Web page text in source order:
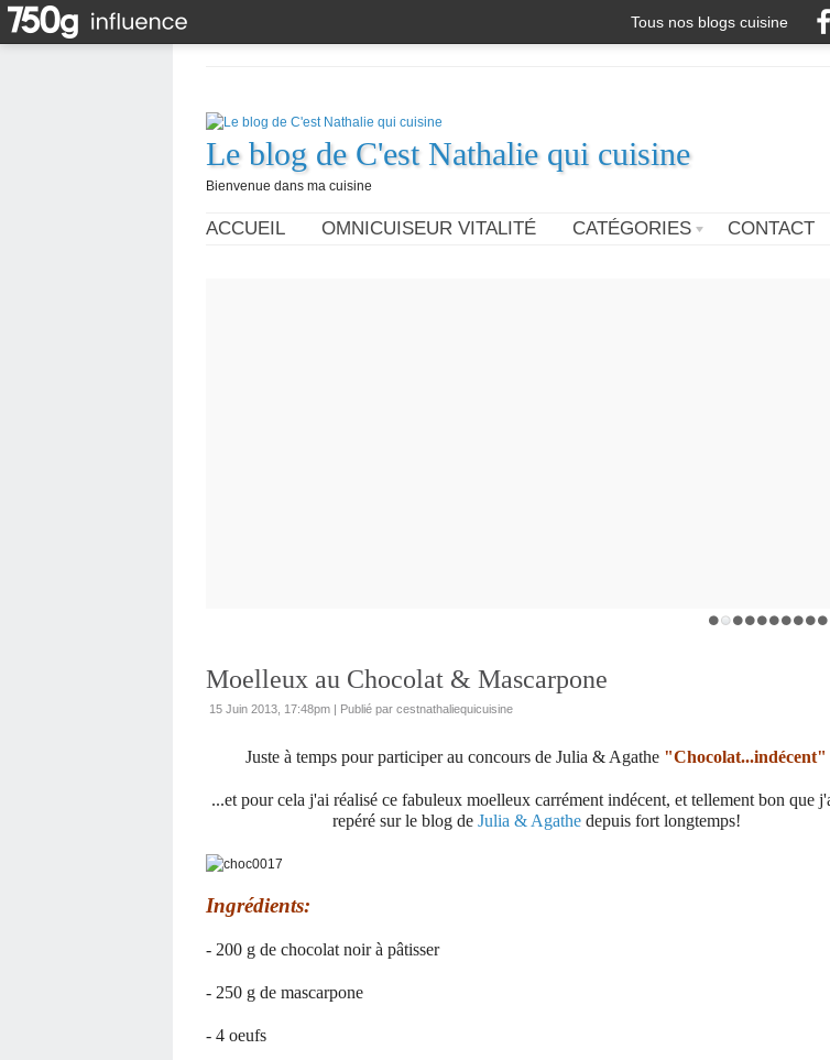
Tous nos blogs cuisine
Le blog de C'est Nathalie qui cuisine
Bienvenue dans ma cuisine
ACCUEIL OMNICUISEUR VITALITÉ CATÉGORIES CONTACT
Moelleux au Chocolat & Mascarpone
15 Juin 2013, 17:48pm | Publié par cestnathaliequicuisine
Juste à temps pour participer au concours de Julia & Agathe "Chocolat...indécent"
...et pour cela j'ai réalisé ce fabuleux moelleux carrément indécent, et tellement bon que
repéré sur le blog de Julia & Agathedepuis fort longtemps!
Ingrédients:
- 200 g de chocolat noir à pâtisser
- 250 g de mascarpone
- 4 oeufs